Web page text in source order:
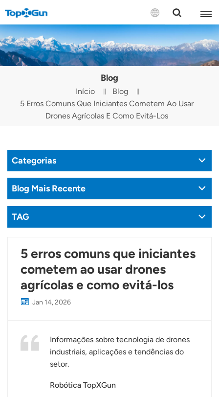
CONTATE-NOS
English
Русский
Português(Brasil)
Türkçe
Tiếng Việt
Blog
Início
Blog
5 Erros Comuns Que Iniciantes Cometem Ao Usar
Drones Agrícolas E Como Evitá-Los
Categorias
Blog Mais Recente
TAG
5 erros comuns que iniciantes
cometem ao usar drones
agrícolas e como evitá-los
Jan 14, 2026
Informações sobre tecnologia de drones
industriais, aplicações e tendências do
setor.
Robótica TopXGun